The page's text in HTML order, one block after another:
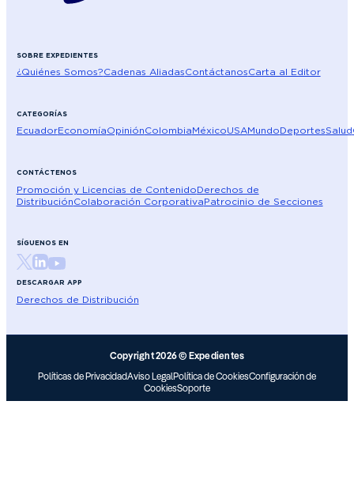
SOBRE EXPEDIENTES
¿Quiénes Somos?Cadenas AliadasContáctanosCarta al Editor
CATEGORÍAS
EcuadorEconomíaOpiniónColombiaMéxicoUSAMundoDeportesSalud
CONTÁCTENOS
Promoción y Licencias de ContenidoDerechos de
DistribuciónColaboración CorporativaPatrocinio de Secciones
SÍGUENOS EN
DESCARGAR APP
Derechos de Distribución
Copyright 2026 © Expedientes
Políticas de PrivacidadAviso LegalPolítica de CookiesConfiguración de
CookiesSoporte